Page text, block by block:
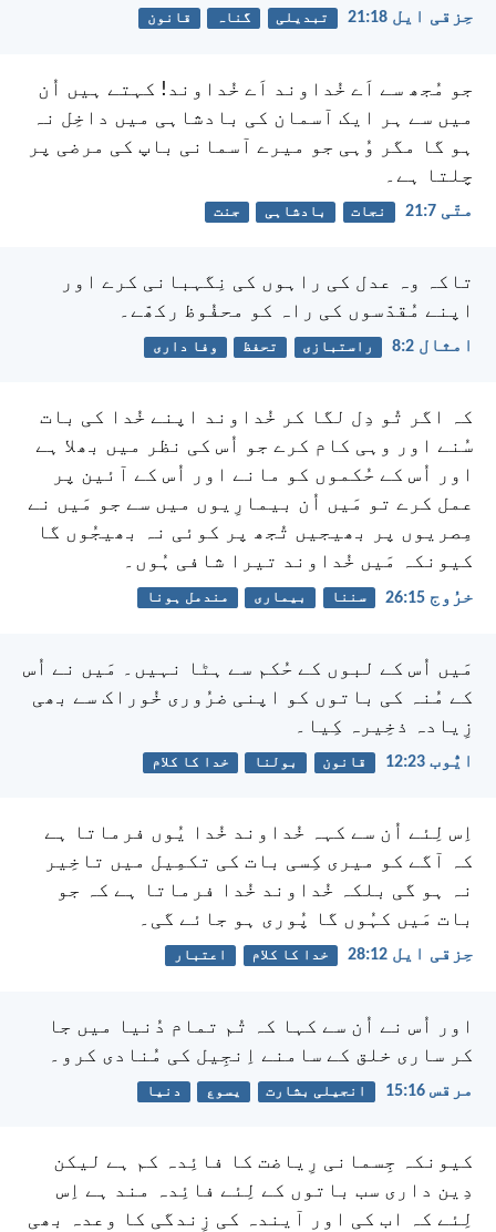
حِزقی ایل 18:‏21 تبدیلی گناہ قانون
جو مُجھ سے اَے خُداوند اَے خُداوند! کہتے ہیں اُن
میں سے ہر ایک آسمان کی بادشاہی میں داخِل نہ
ہو گا مگر وُہی جو میرے آسمانی باپ کی مرضی پر
چلتا ہے۔
متّی 7:‏21 نجات بادشاہی جنت
تاکہ وہ عدل کی راہوں کی نِگہبانی کرے اور
اپنے مُقدّسوں کی راہ کو محفُوظ رکھّے۔
امثال 2:‏8 راستبازی تحفظ وفا داری
کہ اگر تُو دِل لگا کر خُداوند اپنے خُدا کی بات
سُنے اور وہی کام کرے جو اُس کی نظر میں بھلا ہے
اور اُس کے حُکموں کو مانے اور اُس کے آئین پر
عمل کرے تو مَیں اُن بیمارِیوں میں سے جو مَیں نے
مِصریوں پر بھیجیں تُجھ پر کوئی نہ بھیجُوں گا
کیونکہ مَیں خُداوند تیرا شافی ہُوں۔
خرُوج 15:‏26 سننا بیماری مندمل ہونا
مَیں اُس کے لبوں کے حُکم سے ہٹا نہیں۔ مَیں نے اُس
کے مُنہ کی باتوں کو اپنی ضرُوری خُوراک سے بھی
زِیادہ ذخِیرہ کِیا۔
ایُّوب 23:‏12 قانون بولنا خدا کا کلام
اِس لِئے اُن سے کہہ خُداوند خُدا یُوں فرماتا ہے
کہ آگے کو میری کِسی بات کی تکمِیل میں تاخِیر
نہ ہو گی بلکہ خُداوند خُدا فرماتا ہے کہ جو
بات مَیں کہُوں گا پُوری ہو جائے گی۔
حِزقی ایل 12:‏28 خدا کا کلام اعتبار
اور اُس نے اُن سے کہا کہ تُم تمام دُنیا میں جا
کر ساری خلق کے سامنے اِنجِیل کی مُنادی کرو۔
مرقس 16:‏15 انجیلی بشارت یسوع دنیا
کیونکہ جِسمانی رِیاضت کا فائِدہ کم ہے لیکن
دِین داری سب باتوں کے لِئے فائِدہ مند ہے اِس
لِئے کہ اب کی اور آیندہ کی زِندگی کا وعدہ بھی